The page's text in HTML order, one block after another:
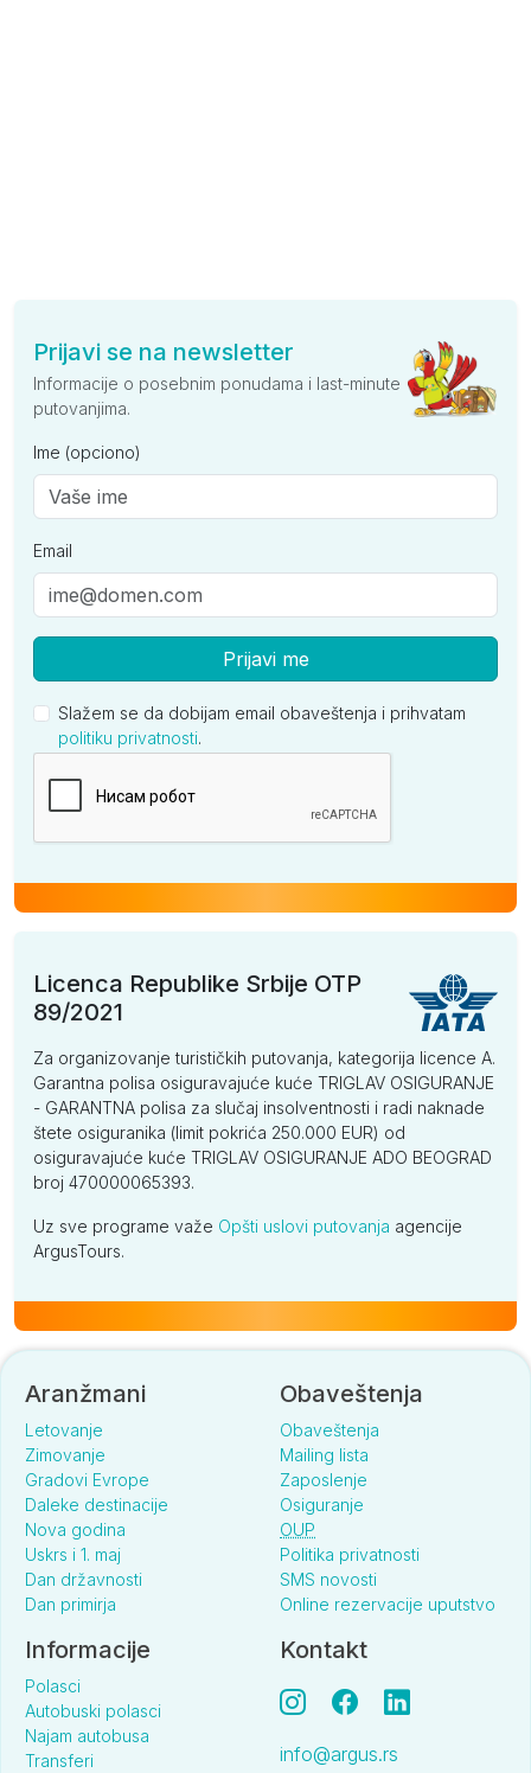
Prijavi se na newsletter
Informacije o posebnim ponudama i last-minute
putovanjima.
Ime (opciono)
Email
Prijavi me
Slažem se da dobijam email obaveštenja i prihvatam
politiku privatnosti.
Licenca Republike Srbije OTP
89/2021
Za organizovanje turističkih putovanja, kategorija licence A.
Garantna polisa osiguravajuće kuće TRIGLAV OSIGURANJE
- GARANTNA polisa za slučaj insolventnosti i radi naknade
štete osiguranika (limit pokrića 250.000 EUR) od
osiguravajuće kuće TRIGLAV OSIGURANJE ADO BEOGRAD
broj 470000065393.
Uz sve programe važe Opšti uslovi putovanja agencije
ArgusTours.
Aranžmani
Letovanje
Zimovanje
Gradovi Evrope
Daleke destinacije
Nova godina
Uskrs i 1. maj
Dan državnosti
Dan primirja
Obaveštenja
Obaveštenja
Mailing lista
Zaposlenje
Osiguranje
OUP
Politika privatnosti
SMS novosti
Online rezervacije uputstvo
Informacije
Polasci
Autobuski polasci
Najam autobusa
Transferi
Kontakt
info@argus.rs